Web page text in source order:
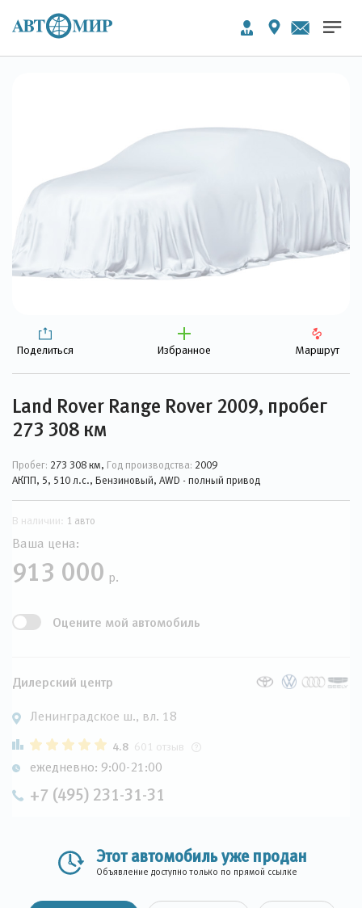
Поделиться Избранное Маршрут
Land Rover Range Rover 2009, пробег
273 308 км
Пробег: 273 308 км, Год производства: 2009
АКПП, 5, 510 л.с., Бензиновый, AWD - полный привод
В наличии: 1 авто
Ваша цена:
913 000 р.
Оцените мой автомобиль
Дилерский центр
Ленинградское ш., вл. 18
4.8 601 отзыв
ежедневно: 9:00-21:00
+7 (495) 231-31-31
Этот автомобиль уже продан
Объявление доступно только по прямой ссылке